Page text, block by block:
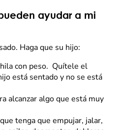
ayudar a mi
Haga que su hijo:
con peso. Quítele el
está sentado y no se está
alcanzar algo que está muy
tenga que empujar, jalar,